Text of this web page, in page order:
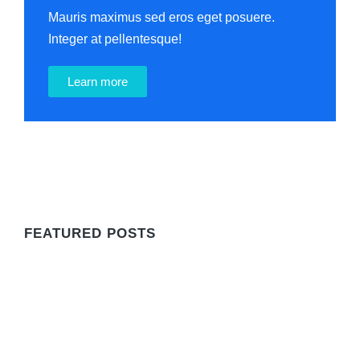
Mauris maximus sed eros eget posuere.
Integer at pellentesque!
Learn more
FEATURED POSTS